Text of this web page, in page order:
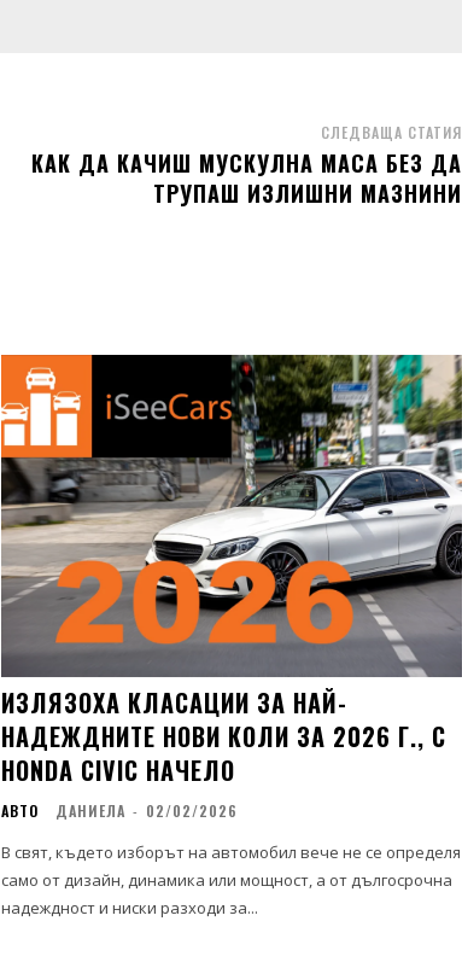
СЛЕДВАЩА СТАТИЯ
КАК ДА КАЧИШ МУСКУЛНА МАСА БЕЗ ДА
ТРУПАШ ИЗЛИШНИ МАЗНИНИ
ИЗЛЯЗОХА КЛАСАЦИИ ЗА НАЙ-
НАДЕЖДНИТЕ НОВИ КОЛИ ЗА 2026 Г., С
HONDA CIVIC НАЧЕЛО
АВТО ДАНИЕЛА - 02/02/2026
В свят, където изборът на автомобил вече не се определя
само от дизайн, динамика или мощност, а от дългосрочна
надеждност и ниски разходи за...